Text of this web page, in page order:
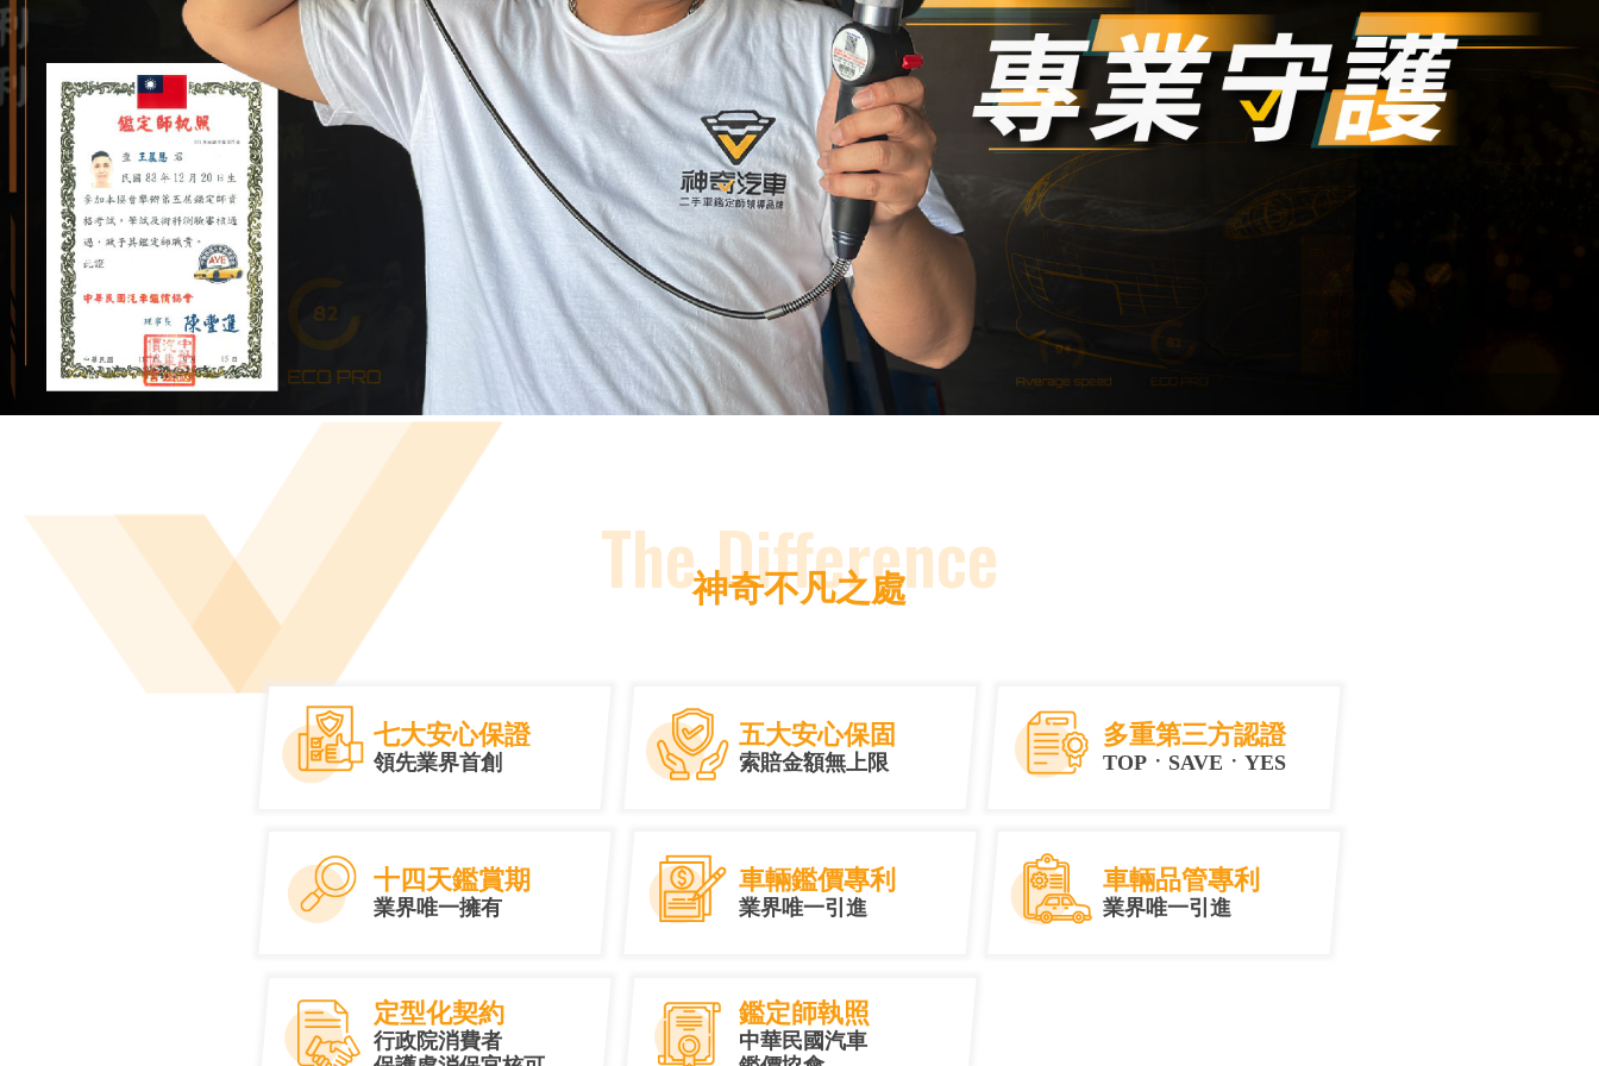
善化區二手車買賣
永康區二手車買賣 The Difference
神奇不凡之處
七大安心保證
領先業界首創
五大安心保固
索賠金額無上限
多重第三方認證
TOPㆍSAVEㆍYES
十四天鑑賞期
業界唯一擁有
車輛鑑價專利
業界唯一引進
車輛品管專利
業界唯一引進
定型化契約
行政院消費者
鑑定師執照
中華民國汽車